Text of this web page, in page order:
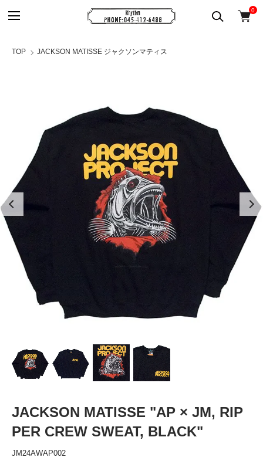
0
TOP JACKSON MATISSE ジャクソンマティス
JACKSON MATISSE "AP × JM, RIP
PER CREW SWEAT, BLACK"
JM24AWAP002